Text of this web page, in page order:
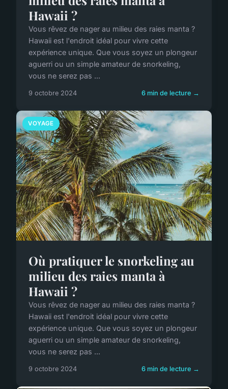
Hawaii ?
Vous rêvez de nager au milieu des raies manta ?
Hawaii est l'endroit idéal pour vivre cette
expérience unique. Que vous soyez un plongeur
aguerri ou un simple amateur de snorkeling,
vous ne serez pas ...
9 octobre 2024 6 min de lecture →
VOYAGE
Où pratiquer le snorkeling au
milieu des raies manta à
Hawaii ?
Vous rêvez de nager au milieu des raies manta ?
Hawaii est l'endroit idéal pour vivre cette
expérience unique. Que vous soyez un plongeur
aguerri ou un simple amateur de snorkeling,
vous ne serez pas ...
9 octobre 2024 6 min de lecture →